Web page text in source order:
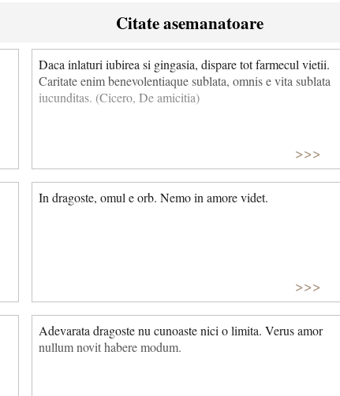
Citate asemanatoare
Daca inlaturi iubirea si gingasia, dispare tot farmecul vietii.
Caritate enim benevolentiaque sublata, omnis e vita sublata
iucunditas. (Cicero, De amicitia)
>>>
In dragoste, omul e orb. Nemo in amore videt.
>>>
Adevarata dragoste nu cunoaste nici o limita. Verus amor
nullum novit habere modum.